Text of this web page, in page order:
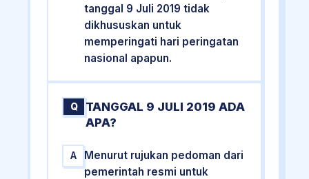
tanggal 9 Juli 2019 tidak
dikhususkan untuk
memperingati hari peringatan
nasional apapun.
Q
TANGGAL 9 JULI 2019 ADA
APA?
A
Menurut rujukan pedoman dari
pemerintah resmi untuk